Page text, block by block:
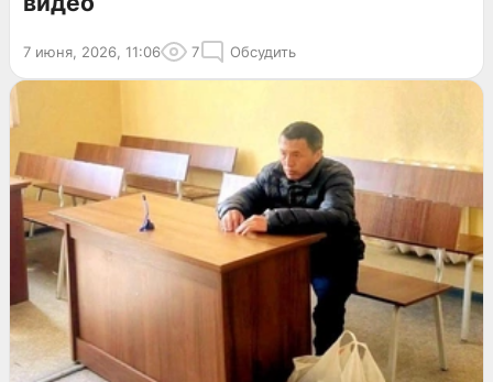
7 июня, 2026, 11:06 7 Обсудить